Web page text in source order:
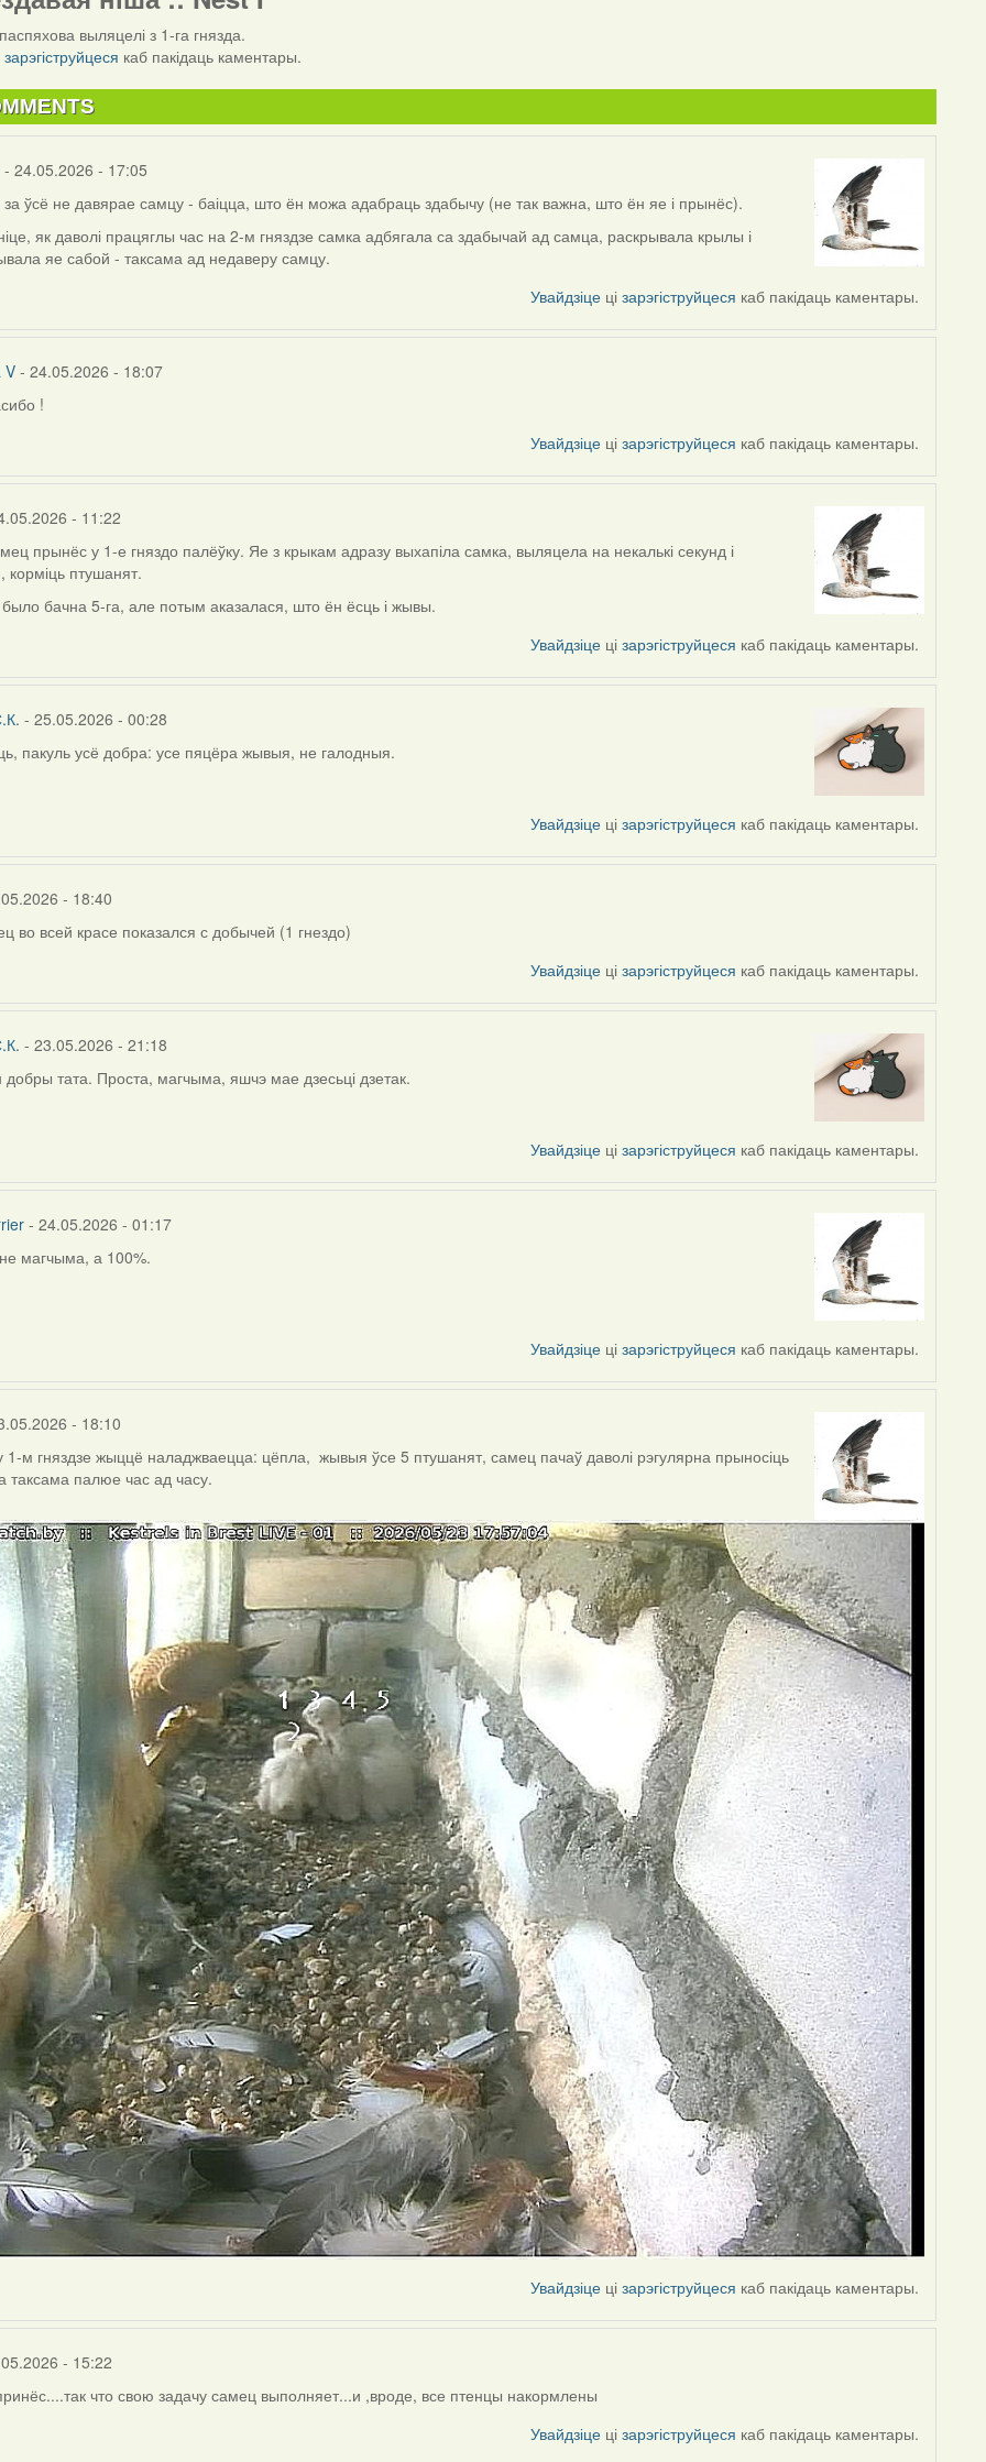
выляцелі з 1-га гнязда.
зарэгіструйцеся каб пакідаць каментары.
- 24.05.2026 - 17:05
за ўсё не давярае самцу - баіцца, што ён можа адабраць здабычу (не так важна, што ён яе і прынёс).
як даволі працяглы час на 2-м гняздзе самка адбягала са здабычай ад самца, раскрывала крылы і
яе сабой - таксама ад недаверу самцу.
Увайдзіце цізарэгіструйцеся каб пакідаць каментары.
V - 24.05.2026 - 18:07
!
Увайдзіце цізарэгіструйцеся каб пакідаць каментары.
- 11:22
прынёс у 1-е гняздо палёўку. Яе з крыкам адразу выхапіла самка, выляцела на некалькі секунд і
корміць птушанят.
бачна 5-га, але потым аказалася, што ён ёсць і жывы.
Увайдзіце цізарэгіструйцеся каб пакідаць каментары.
- 25.05.2026 - 00:28
пакуль усё добра: усе пяцёра жывыя, не галодныя.
Увайдзіце цізарэгіструйцеся каб пакідаць каментары.
- 18:40
во всей красе показался с добычей (1 гнездо)
Увайдзіце цізарэгіструйцеся каб пакідаць каментары.
- 23.05.2026 - 21:18
добры тата. Проста, магчыма, яшчэ мае дзесьці дзетак.
Увайдзіце цізарэгіструйцеся каб пакідаць каментары.
- 24.05.2026 - 01:17
магчыма, а 100%.
Увайдзіце цізарэгіструйцеся каб пакідаць каментары.
- 18:10
1-м гняздзе жыццё наладжваецца: цёпла, жывыя ўсе 5 птушанят, самец пачаў даволі рэгулярна прыносіць
таксама палюе час ад часу.
Увайдзіце цізарэгіструйцеся каб пакідаць каментары.
- 15:22
что свою задачу самец выполняет...и ,вроде, все птенцы накормлены
Увайдзіце цізарэгіструйцеся каб пакідаць каментары.